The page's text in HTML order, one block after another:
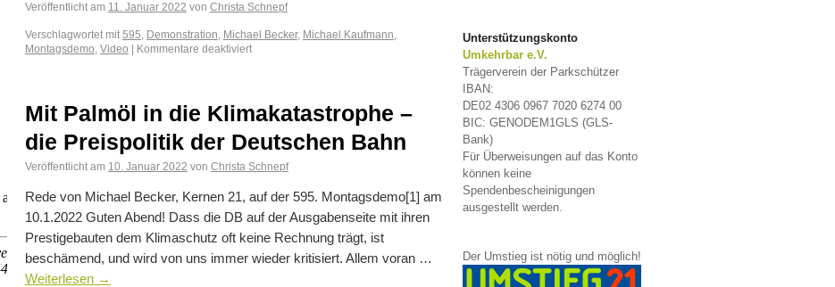
Veröffentlicht am 11. Januar 2022 von Christa Schnepf
Verschlagwortet mit 595 Demonstration Michael Becker, Michael Kaufmann
Montagsdemo Video | Kommentare deaktiviert
Mit Palmöl in die Klimakatastrophe –
die Preispolitik der Deutschen Bahn
Veröffentlicht am 10. Januar 2022 von Christa Schnepf
Rede von Michael Becker, Kernen 21, auf der 595. Montagsdemo[1] am
10.1.2022 Guten Abend! Dass die DB auf der Ausgabenseite mit ihren
Prestigebauten dem Klimaschutz oft keine Rechnung trägt, ist
beschämend, und wird von uns immer wieder kritisiert. Allem voran …
Weiterlesen →
Unterstützungskonto
Umkehrbar e.V.
Trägerverein der Parkschützer
IBAN:
DE02 4306 0967 7020 6274 00
BIC: GENODEM1GLS (GLS-
Bank)
Für Überweisungen auf das Konto
können keine
Spendenbescheinigungen
ausgestellt werden.
Der Umstieg ist nötig und möglich!